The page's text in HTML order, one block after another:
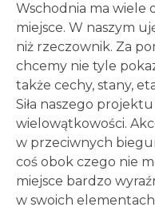
Wschodnia ma wiele
miejsce. W naszym
niż rzeczownik. Za
chcemy nie tyle
także cechy, stany,
Siła naszego
wielowątkowości.
w przeciwnych
coś obok czego nie
miejsce bardzo
w swoich